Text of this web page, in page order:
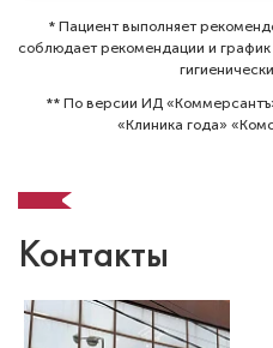
* Пациент выполняет
соблюдает рекомендации и график
** По версии ИД
«Клиника года»
Контакты